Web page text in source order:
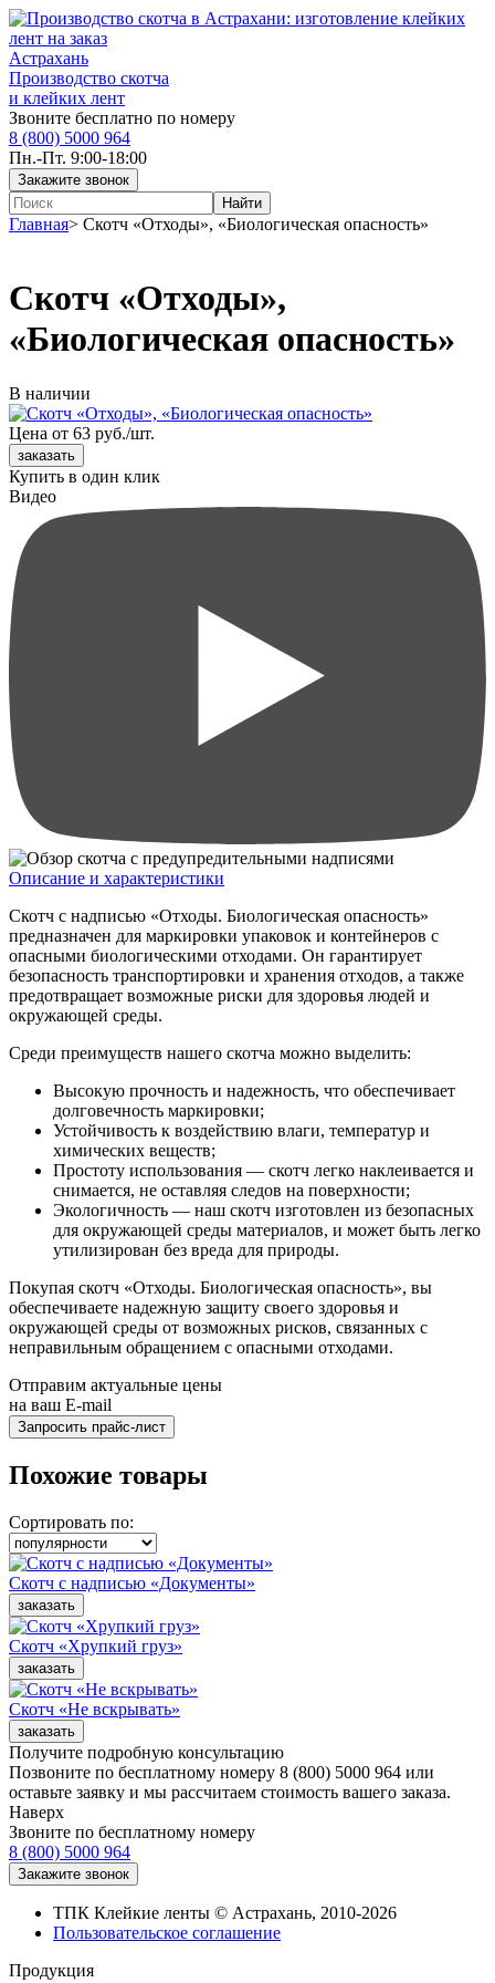
Астрахань
Производство скотча
и клейких лент
Звоните бесплатно по номеру
8 (800) 5000 964
Пн.-Пт. 9:00-18:00
Главная> Скотч «Отходы», «Биологическая опасность»
Скотч «Отходы»,
«Биологическая опасность»
В наличии
Цена от 63 руб./шт.
Купить в один клик
Видео
Описание и характеристики
Скотч с надписью «Отходы. Биологическая опасность»
предназначен для маркировки упаковок и контейнеров с
опасными биологическими отходами. Он гарантирует
безопасность транспортировки и хранения отходов, а также
предотвращает возможные риски для здоровья людей и
окружающей среды.
Среди преимуществ нашего скотча можно выделить:
Высокую прочность и надежность, что обеспечивает
долговечность маркировки;
Устойчивость к воздействию влаги, температур и
химических веществ;
Простоту использования — скотч легко наклеивается и
снимается, не оставляя следов на поверхности;
Экологичность — наш скотч изготовлен из безопасных
для окружающей среды материалов, и может быть легко
утилизирован без вреда для природы.
Покупая скотч «Отходы. Биологическая опасность», вы
обеспечиваете надежную защиту своего здоровья и
окружающей среды от возможных рисков, связанных с
неправильным обращением с опасными отходами.
Отправим актуальные цены
на ваш E-mail
Похожие товары
Сортировать по:
Скотч с надписью «Документы»
Cкотч «Хрупкий груз»
Скотч «Не вскрывать»
Получите подробную консультацию
Позвоните по бесплатному номеру 8 (800) 5000 964 или
оставьте заявку и мы рассчитаем стоимость вашего заказа.
Наверх
Звоните по бесплатному номеру
8 (800) 5000 964
ТПК Клейкие ленты © Астрахань, 2010-2026
Пользовательское соглашение
Продукция